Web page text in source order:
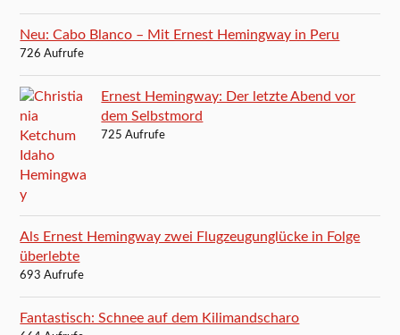
Neu: Cabo Blanco – Mit Ernest Hemingway in Peru
726 Aufrufe
Ernest Hemingway: Der letzte Abend vor
dem Selbstmord
725 Aufrufe
Als Ernest Hemingway zwei Flugzeugunglücke in Folge
überlebte
693 Aufrufe
Fantastisch: Schnee auf dem Kilimandscharo